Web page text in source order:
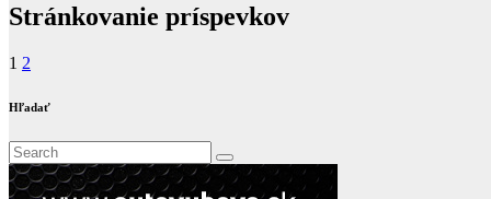
Stránkovanie príspevkov
1 2
Hľadať